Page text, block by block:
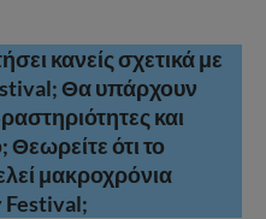
κανείς σχετικά με
Θα υπάρχουν
και
ότι το
μακροχρόνια
Festival;